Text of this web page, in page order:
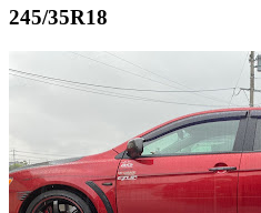
245/35R18